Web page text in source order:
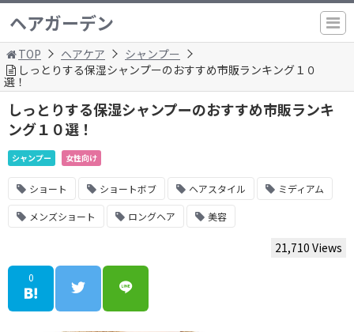
ヘアガーデン
TOP ヘアケア
シャンプー
しっとりする保湿シャンプーのおすすめ市販ランキング１０
選！
しっとりする保湿シャンプーのおすすめ市販ランキ
ング１０選！
シャンプー 女性向け
ショート ショートボブ ヘアスタイル ミディアム
メンズショート ロングヘア 美容
21,710 Views
0